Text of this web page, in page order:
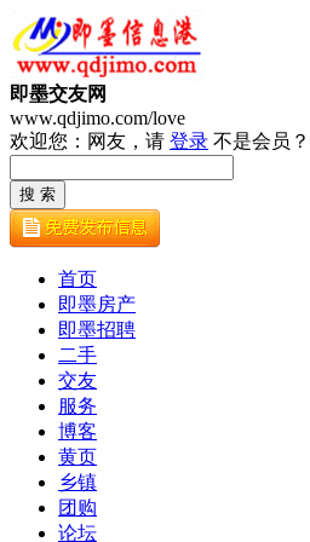
即墨交友网
www.qdjimo.com/love
欢迎您：网友，请 登录 不是会员？
首页
即墨房产
即墨招聘
二手
交友
服务
博客
黄页
乡镇
团购
论坛